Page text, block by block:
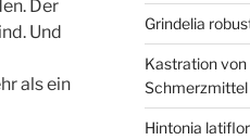
Der
Und
als ein
Grindelia
Kastration
Schmerzmittel
Hintonia